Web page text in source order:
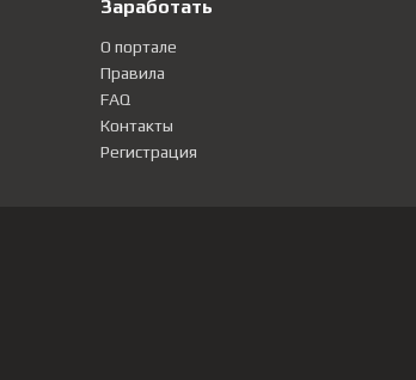
Заработать
О портале
Правила
FAQ
Контакты
Регистрация